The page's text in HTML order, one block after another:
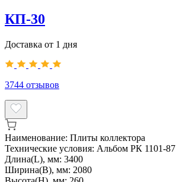
КП-30
Доставка от 1 дня
3744 отзывов
Наименование: Плиты коллектора
Технические условия: Альбом РК 1101-87
Длина(L), мм: 3400
Ширина(B), мм: 2080